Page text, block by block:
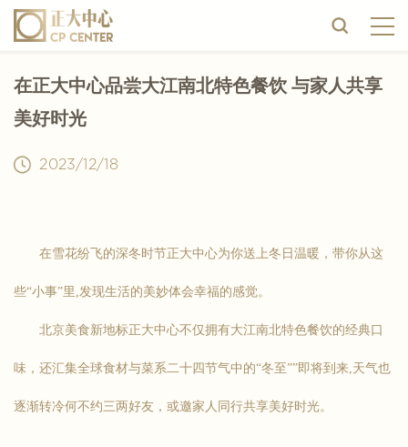
在正大中心品尝大江南北特色餐饮 与家人共享
美好时光
2023/12/18
在雪花纷飞的深冬时节正大中心为你送上冬日温暖，带你从这
些“小事”里,发现生活的美妙体会幸福的感觉。
北京美食新地标正大中心不仅拥有大江南北特色餐饮的经典口
味，还汇集全球食材与菜系二十四节气中的“冬至””即将到来,天气也
逐渐转冷何不约三两好友，或邀家人同行共享美好时光。